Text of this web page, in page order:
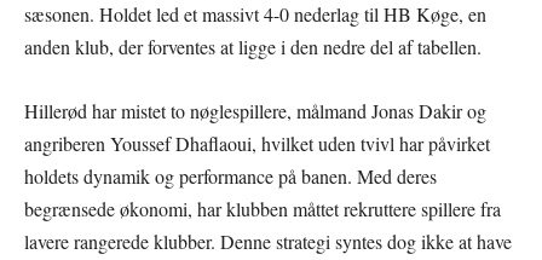
sæsonen. Holdet led et massivt 4-0 nederlag til HB Køge, en
anden klub, der forventes at ligge i den nedre del af tabellen.
Hillerød har mistet to nøglespillere, målmand Jonas Dakir og
angriberen Youssef Dhaflaoui, hvilket uden tvivl har påvirket
holdets dynamik og performance på banen. Med deres
begrænsede økonomi, har klubben måttet rekruttere spillere fra
lavere rangerede klubber. Denne strategi syntes dog ikke at have